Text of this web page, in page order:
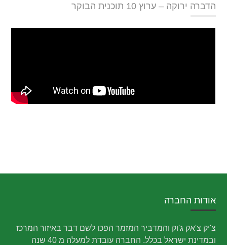
הדברה ירוקה – ערוץ 10 תוכנית הבוקר
אודות החברה
צ'יק צ'אק ג'וק והמדביר המזמר הפכו לשם דבר באיזור המרכז
ובמדינת ישראל בכלל. החברה עובדת למעלה מ 40 שנה